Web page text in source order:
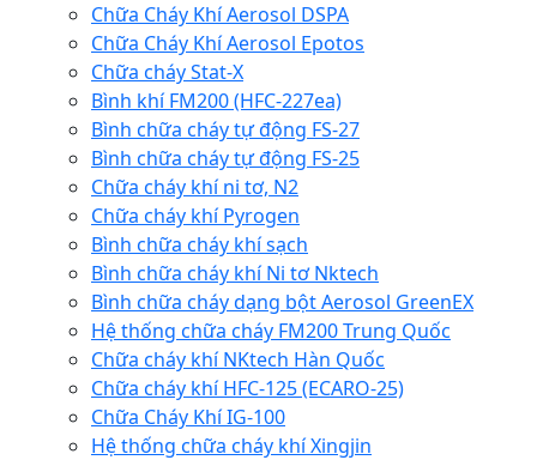
Chữa Cháy Khí Aerosol DSPA
Chữa Cháy Khí Aerosol Epotos
Chữa cháy Stat-X
Bình khí FM200 (HFC-227ea)
Bình chữa cháy tự động FS-27
Bình chữa cháy tự động FS-25
Chữa cháy khí ni tơ, N2
Chữa cháy khí Pyrogen
Bình chữa cháy khí sạch
Bình chữa cháy khí Ni tơ Nktech
Bình chữa cháy dạng bột Aerosol GreenEX
Hệ thống chữa cháy FM200 Trung Quốc
Chữa cháy khí NKtech Hàn Quốc
Chữa cháy khí HFC-125 (ECARO-25)
Chữa Cháy Khí IG-100
Hệ thống chữa cháy khí Xingjin